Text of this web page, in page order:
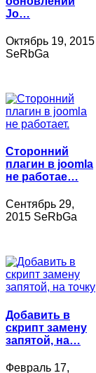
Jo…
Октябрь 19, 2015
SeRbGa
Сторонний
плагин в joomla
не работае…
Сентябрь 29,
2015 SeRbGa
Добавить в
скрипт замену
запятой, на…
Февраль 17,